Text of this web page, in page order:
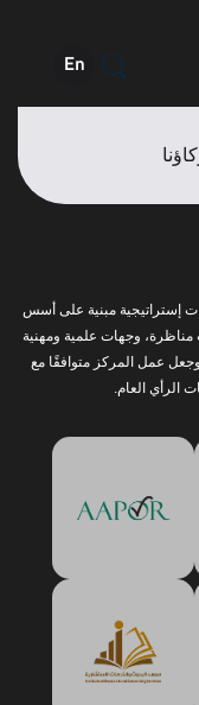
En
مبنية على أسس
وجهات علمية ومهنية
وجعل عمل المركز متوافقًا مع
الرأي العام.